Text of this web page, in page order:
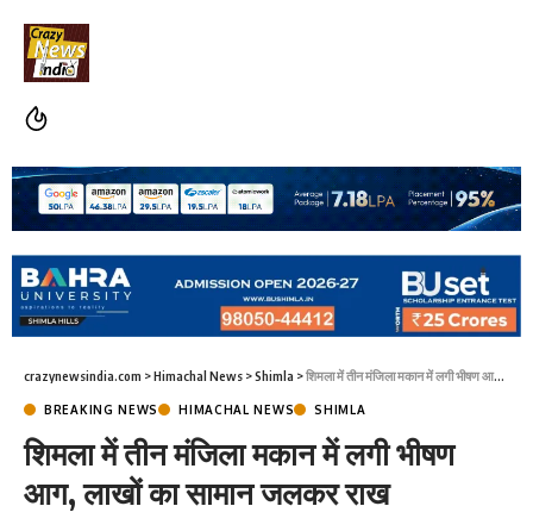
crazynewsindia.com >Himachal News >Shimla >शिमला में तीन मंजिला मकान में लगी भीषण आग, लाखों का सामान जलकर राख
BREAKING NEWS HIMACHAL NEWS SHIMLA
शिमला में तीन मंजिला मकान में लगी भीषण
आग, लाखों का सामान जलकर राख